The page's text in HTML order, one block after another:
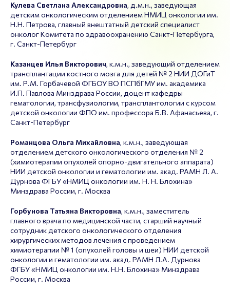
Кулева Светлана Александровна, д.м.н., заведующая
детским онкологическим отделением НМИЦ онкологии им.
Н.Н. Петрова, главный внештатный детский специалист
онколог Комитета по здравоохранению Санкт-Петербурга,
г. Санкт-Петербург
Казанцев Илья Викторович, к.м.н., заведующий отделением
трансплантации костного мозга для детей № 2 НИИ ДОГиТ
им. Р.М. Горбачевой ФГБОУ ВО ПСПбГМУ им. академика
И.П. Павлова Минздрава России, доцент кафедры
гематологии, трансфузиологии, трансплантологии с курсом
детской онкологии ФПО им. профессора Б.В. Афанасьева, г.
Санкт-Петербург
Романцова Ольга Михайловна, к.м.н., заведующая
отделением детского онкологического отделения № 2
(химиотерапии опухолей опорно-двигательного аппарата)
НИИ детской онкологии и гематологии им. акад. РАМН Л. А.
Дурнова ФГБУ «НМИЦ онкологии им. Н. Н. Блохина»
Минздрава России, г. Москва
Горбунова Татьяна Викторовна, к.м.н., заместитель
главного врача по медицинской части, старший научный
сотрудник детского онкологического отделения
хирургических методов лечения с проведением
химиотерапии № 1 (опухолей головы и шеи) НИИ детской
онкологии и гематологии им. акад. РАМН Л.А. Дурнова
ФГБУ «НМИЦ онкологии им. Н.Н. Блохина» Минздрава
России, г. Москва